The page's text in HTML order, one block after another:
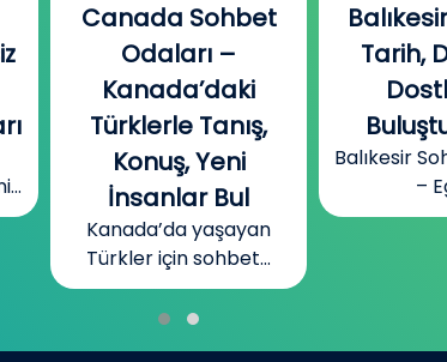
Balıkesir Sohbet:
Tarih, Doğa ve
Dostluğun
Buluştuğu Yer
Balıkesir Sohbet Odaları
– Ege...
Dul
Odaları